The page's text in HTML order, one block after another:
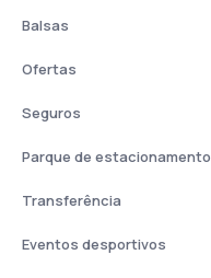
Balsas
Ofertas
Seguros
Parque de estacionamento
Transferência
Eventos desportivos